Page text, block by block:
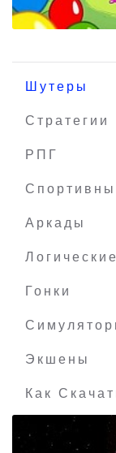
Шутеры
Стратегии
РПГ
Аркады
Логические
Гонки
Экшены
Как